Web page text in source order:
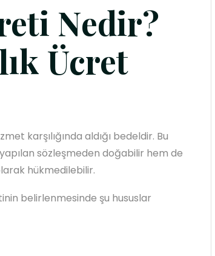
Nedir?
Ücret
karşılığında aldığı bedeldir. Bu
sözleşmeden doğabilir hem de
hükmedilebilir.
belirlenmesinde şu hususlar